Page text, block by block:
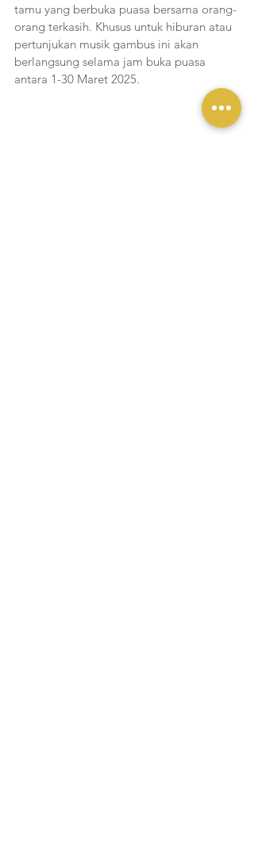
tamu yang berbuka puasa bersama orang-
orang terkasih. Khusus untuk hiburan atau
pertunjukan musik gambus ini akan
berlangsung selama jam buka puasa
antara 1-30 Maret 2025.